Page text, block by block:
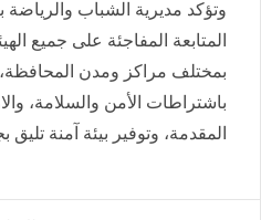
وتؤكد مديرية الشباب والرياضة
المتابعة المفاجئة على جميع
بمختلف مراكز ومدن المحافظة،
باشتراطات الأمن والسلامة،
المقدمة، وتوفير بيئة آمنة تليق